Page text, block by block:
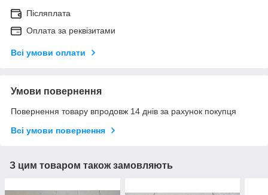
Післяплата
Оплата за реквізитами
Всі умови оплати
Умови повернення
Повернення товару впродовж 14 днів за рахунок покупця
Всі умови повернення
З цим товаром також замовляють